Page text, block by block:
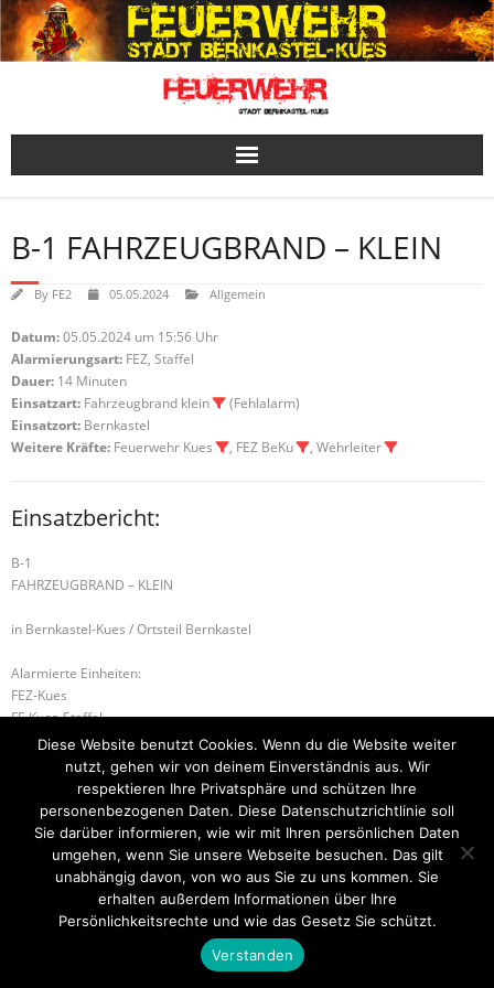
Skip
to
content
B-1 FAHRZEUGBRAND – KLEIN
By FE2 05.05.2024 Allgemein
Datum:05.05.2024 um 15:56 Uhr
Alarmierungsart: FEZ, Staffel
Dauer: 14 Minuten
Einsatzart: Fahrzeugbrand klein
(Fehlalarm)
Einsatzort: Bernkastel
Weitere Kräfte: Feuerwehr Kues , FEZ BeKu , Wehrleiter
Einsatzbericht:
B-1
FAHRZEUGBRAND – KLEIN
in Bernkastel-Kues / Ortsteil Bernkastel
Alarmierte Einheiten:
FEZ-Kues
FF-Kues-Staffel
FF-Bernkastel-Gruppe
H-1 WASSEREINBRUCH B-3 INDUSTRIEBRAND
Startseite Einsätze Mitglied werden Über uns
Kontakt
Think Up Themes Ltd . Powered by
Diese Website benutzt Cookies. Wenn du die Website weiter
nutzt, gehen wir von deinem Einverständnis aus. Wir
respektieren Ihre Privatsphäre und schützen Ihre
personenbezogenen Daten. Diese Datenschutzrichtlinie soll
Sie darüber informieren, wie wir mit Ihren persönlichen Daten
umgehen, wenn Sie unsere Webseite besuchen. Das gilt
unabhängig davon, von wo aus Sie zu uns kommen. Sie
erhalten außerdem Informationen über Ihre
Persönlichkeitsrechte und wie das Gesetz Sie schützt.
Verstanden